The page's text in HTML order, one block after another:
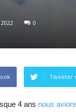
0
Tweeter
4 ans nous